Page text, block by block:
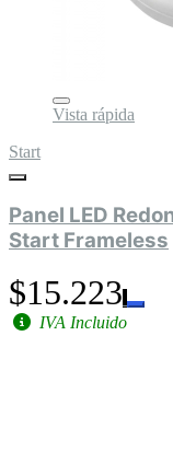
Vista rápida
Start
Panel LED
Start Frameless
$15.223
IVA Incluido